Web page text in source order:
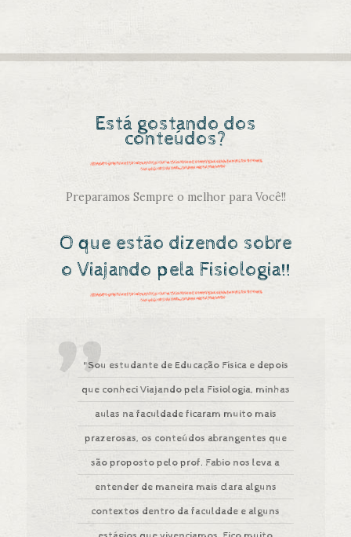
Está gostando dos
conteúdos?
Preparamos Sempre o melhor para Você!!
O que estão dizendo sobre
o Viajando pela Fisiologia!!
"Sou estudante de Educação Física e depois
que conheci Viajando pela Fisiologia, minhas
aulas na faculdade ficaram muito mais
prazerosas, os conteúdos abrangentes que
são proposto pelo prof. Fabio nos leva a
entender de maneira mais clara alguns
contextos dentro da faculdade e alguns